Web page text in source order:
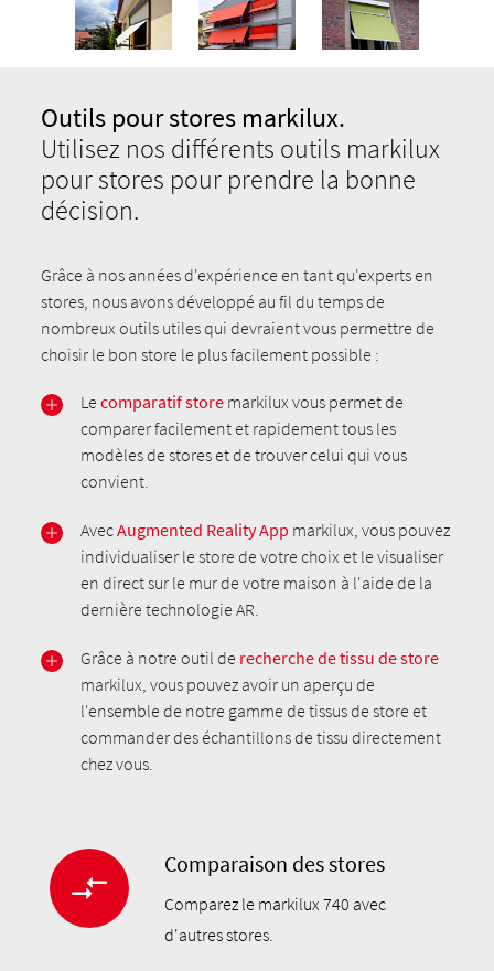
Outils pour stores markilux.
Utilisez nos différents outils markilux
pour stores pour prendre la bonne
décision.
Grâce à nos années d'expérience en tant qu'experts en
stores, nous avons développé au fil du temps de
nombreux outils utiles qui devraient vous permettre de
choisir le bon store le plus facilement possible :
Lecomparatif store markilux vous permet de
comparer facilement et rapidement tous les
modèles de stores et de trouver celui qui vous
convient.
AvecAugmented Reality App markilux, vous pouvez
individualiser le store de votre choix et le visualiser
en direct sur le mur de votre maison à l'aide de la
dernière technologie AR.
Grâce à notre outil de recherche de tissu de store
markilux, vous pouvez avoir un aperçu de
l'ensemble de notre gamme de tissus de store et
commander des échantillons de tissu directement
chez vous.
Comparaison des stores
Comparez le markilux 740 avec
d'autres stores.